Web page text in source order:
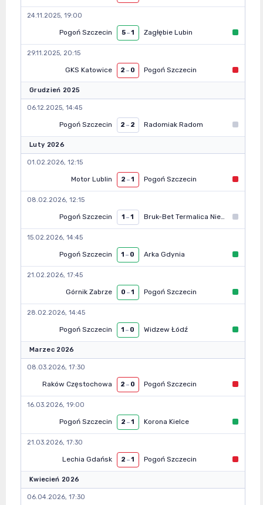
24.11.2025, 19:00
Pogoń Szczecin 5–1 Zagłębie Lubin
29.11.2025, 20:15
GKS Katowice 2 – 0 Pogoń Szczecin
Grudzień 2025
06.12.2025, 14:45
Pogoń Szczecin 2 – 2 Radomiak Radom
Luty 2026
01.02.2026, 12:15
Motor Lublin 2 –1 Pogoń Szczecin
08.02.2026, 12:15
Pogoń Szczecin 1 –1 Bruk-Bet Termalica Nieciecza
15.02.2026, 14:45
Pogoń Szczecin 1 – 0 Arka Gdynia
21.02.2026, 17:45
Górnik Zabrze 0 –1 Pogoń Szczecin
28.02.2026, 14:45
Pogoń Szczecin 1 – 0 Widzew Łódź
Marzec 2026
08.03.2026, 17:30
Raków Częstochowa 2 – 0 Pogoń Szczecin
16.03.2026, 19:00
Pogoń Szczecin 2 –1 Korona Kielce
21.03.2026, 17:30
Lechia Gdańsk 2 –1 Pogoń Szczecin
Kwiecień 2026
06.04.2026, 17:30